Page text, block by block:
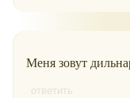
Меня зовут
ответить